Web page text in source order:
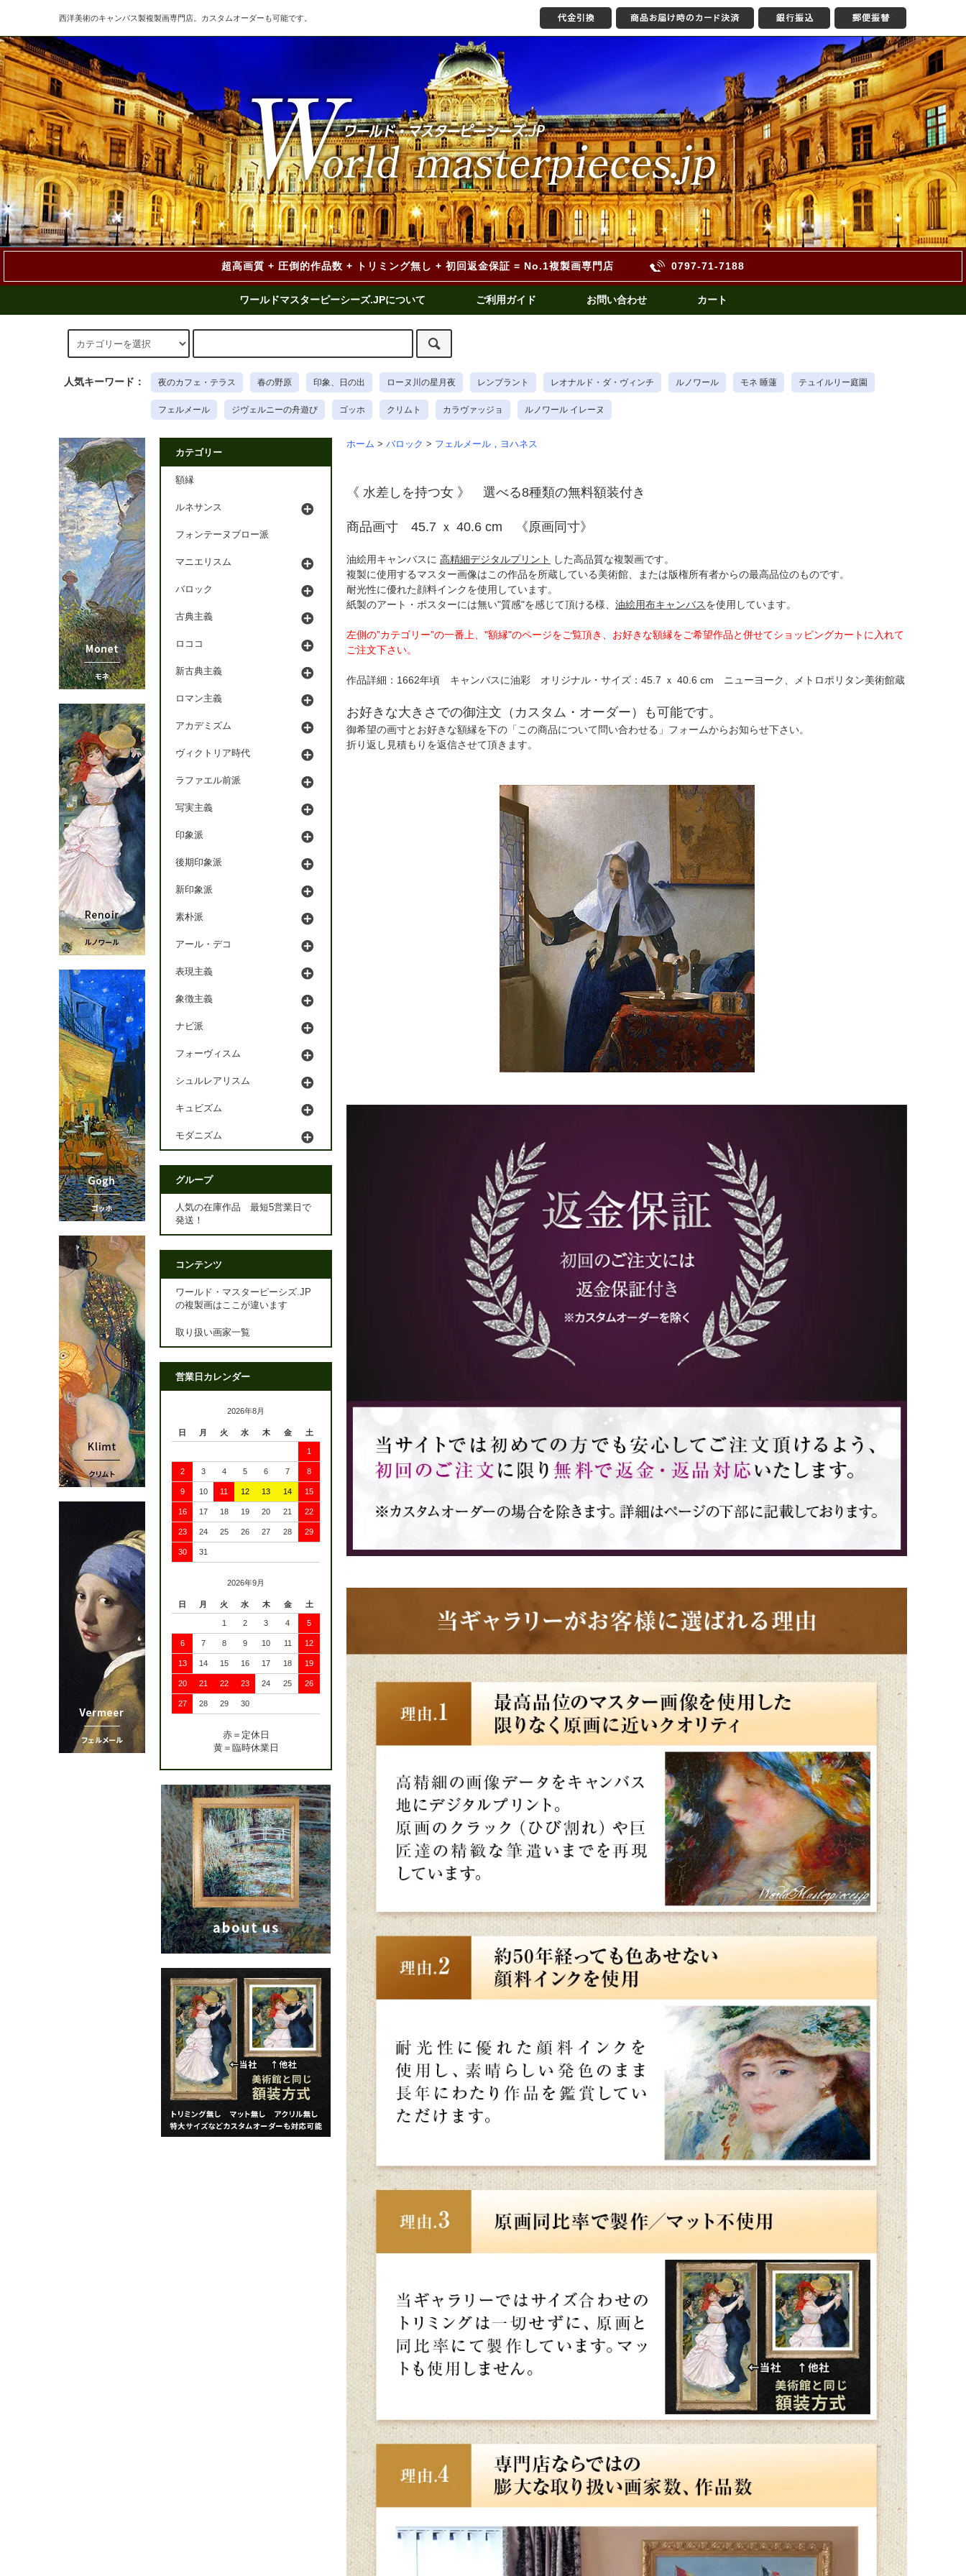
西洋美術のキャンバス製複製画専門店。カスタムオーダーも可能です。
超高画質 + 圧倒的作品数 + トリミング無し + 初回返金保証 = No.1複製画専門店 0797-71-7188
ワールドマスターピーシーズ.JPについて ご利用ガイド お問い合わせ カート
人気キーワード： 夜のカフェ・テラス 春の野原 印象、日の出 ローヌ川の星月夜 レンブラント レオナルド・ダ・ヴィンチ ルノワール モネ 睡蓮 テュイルリー庭園
フェルメール ジヴェルニーの舟遊び ゴッホ クリムト カラヴァッジョ ルノワール イレーヌ
ホーム > バロック > フェルメール，ヨハネス
《 水差しを持つ女 》 選べる8種類の無料額装付き
商品画寸 45.7 ｘ 40.6 cm 《原画同寸》
油絵用キャンバスに 高精細デジタルプリント
した高品質な複製画です。
複製に使用するマスター画像はこの作品を所蔵している美術館、または版権所有者からの最高品位のものです。
耐光性に優れた顔料インクを使用しています。
紙製のアート・ポスターには無い"質感"を感じて頂ける様、 油絵用布キャンバスを使用しています。
左側の”カテゴリー”の一番上、"額縁"のページをご覧頂き、お好きな額縁をご希望作品と併せてショッピングカートに入れて
ご注文下さい。
作品詳細：1662年頃 キャンバスに油彩 オリジナル・サイズ：45.7 ｘ 40.6 cm ニューヨーク、メトロポリタン美術館蔵
お好きな大きさでの御注文（カスタム・オーダー）も可能です。
御希望の画寸とお好きな額縁を下の「この商品について問い合わせる」フォームからお知らせ下さい。
折り返し見積もりを返信させて頂きます。
カテゴリー
額縁
ルネサンス
フォンテーヌブロー派
マニエリスム
バロック
古典主義
ロココ
新古典主義
ロマン主義
アカデミズム
ヴィクトリア時代
ラファエル前派
写実主義
印象派
後期印象派
新印象派
素朴派
アール・デコ
表現主義
象徴主義
ナビ派
フォーヴィスム
シュルレアリスム
キュビズム
モダニズム
グループ
人気の在庫作品 最短5営業日で
発送！
コンテンツ
ワールド・マスターピーシズ.JP
の複製画はここが違います
取り扱い画家一覧
営業日カレンダー
2026年8月
日 月 火 水 木 金 土
1
2 3 4 5 6 7 8
9 10 11 12 13 14 15
16 17 18 19 20 21 22
23 24 25 26 27 28 29
30 31
2026年9月
日 月 火 水 木 金 土
1 2 3 4 5
6 7 8 9 10 11 12
13 14 15 16 17 18 19
20 21 22 23 24 25 26
27 28 29 30
赤＝定休日
黄＝臨時休業日